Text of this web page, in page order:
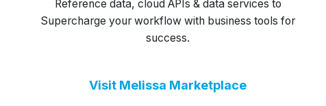
Reference data, cloud APIs & data services to
Supercharge your workflow with business tools for
success.
Visit Melissa Marketplace